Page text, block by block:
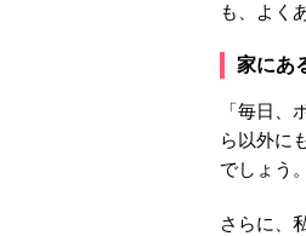
も、よく
家にあ
「毎日
ら以外に
でしょう。
さらに、